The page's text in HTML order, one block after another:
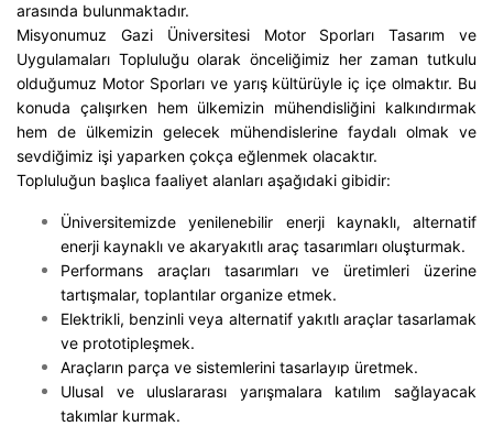
arasında bulunmaktadır.
Misyonumuz Gazi Üniversitesi Motor Sporları Tasarım ve
Uygulamaları Topluluğu olarak önceliğimiz her zaman tutkulu
olduğumuz Motor Sporları ve yarış kültürüyle iç içe olmaktır. Bu
konuda çalışırken hem ülkemizin mühendisliğini kalkındırmak
hem de ülkemizin gelecek mühendislerine faydalı olmak ve
sevdiğimiz işi yaparken çokça eğlenmek olacaktır.
Topluluğun başlıca faaliyet alanları aşağıdaki gibidir:
Üniversitemizde yenilenebilir enerji kaynaklı, alternatif
enerji kaynaklı ve akaryakıtlı araç tasarımları oluşturmak.
Performans araçları tasarımları ve üretimleri üzerine
tartışmalar, toplantılar organize etmek.
Elektrikli, benzinli veya alternatif yakıtlı araçlar tasarlamak
ve prototipleşmek.
Araçların parça ve sistemlerini tasarlayıp üretmek.
Ulusal ve uluslararası yarışmalara katılım sağlayacak
takımlar kurmak.